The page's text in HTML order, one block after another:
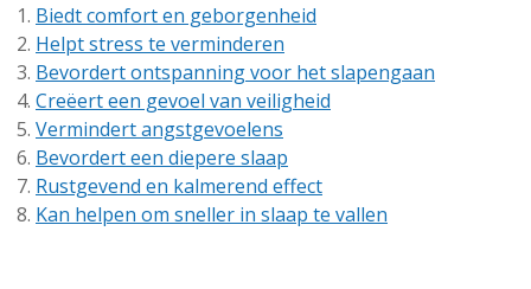
Biedt comfort en geborgenheid
Helpt stress te verminderen
Bevordert ontspanning voor het slapengaan
Creëert een gevoel van veiligheid
Vermindert angstgevoelens
Bevordert een diepere slaap
Rustgevend en kalmerend effect
Kan helpen om sneller in slaap te vallen